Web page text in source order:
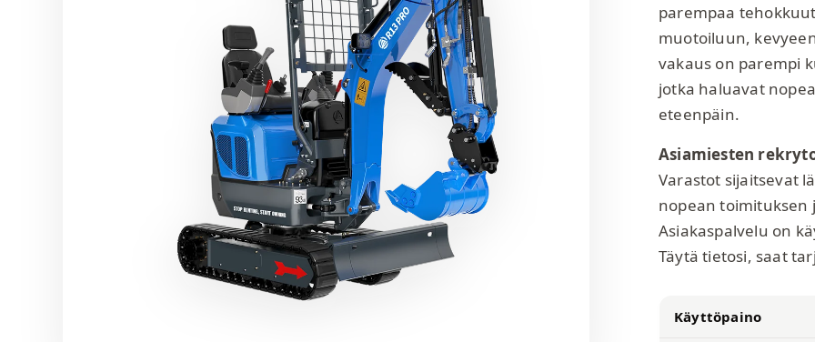
parempaa
muotoiluun,
vakaus on parempi
jotka haluavat
eteenpäin.
Asiamiesten
Varastot sijaitsevat
nopean toimituksen
Asiakaspalvelu on
Täytä tietosi, saat
Käyttöpaino